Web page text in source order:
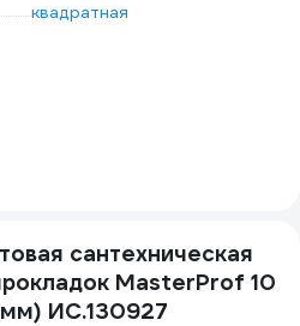
квадратная
сантехническая
MasterProf 10
ИС.130927